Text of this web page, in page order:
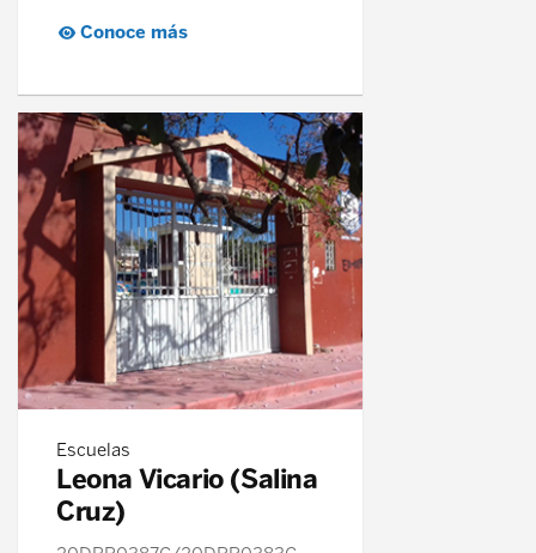
Conoce más
Escuelas
Leona Vicario (Salina
Cruz)